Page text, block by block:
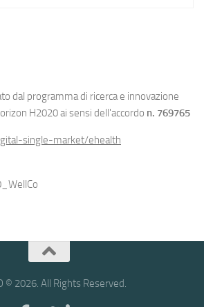
dal programma di ricerca e innovazione
H2020 ai sensi dell'accordo n. 769765
single-market/ehealth
© 2026. All Rights Reserved.